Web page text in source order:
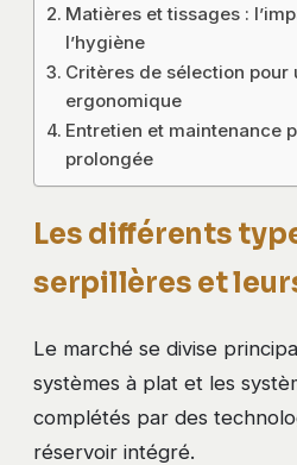
Matières et tissages :
l’hygiène
Critères de sélection pour
ergonomique
Entretien et maintenance
prolongée
Les différents
serpillères et
Le marché se divise
systèmes à plat et les
complétés par des
réservoir intégré.